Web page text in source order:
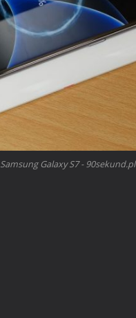
Samsung Galaxy S7 - 90sekund.pl